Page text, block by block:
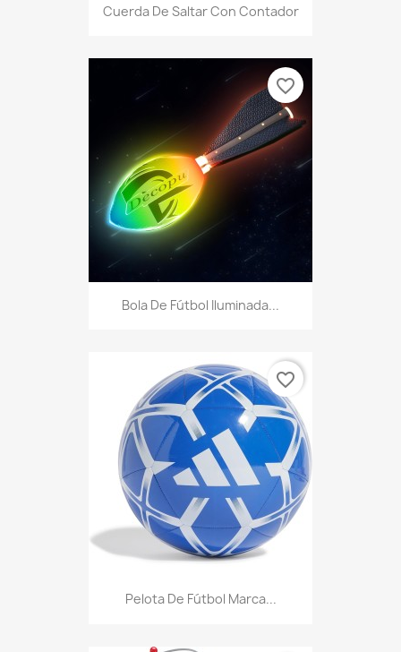
Cuerda De Saltar Con Contador
Bola De Fútbol Iluminada...
favorite_border
Pelota De Fútbol Marca...
favorite_border